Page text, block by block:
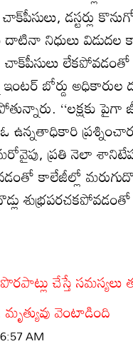
డస్టర్లు
నిధులు విడుదల
బోర్డు అధికారుల
‘‘లక్షకు పైగా
ఉన్నతాధికారి
ప్రతి నెలా
కాలేజీల్లో
చేస్తే సమస్యలు
మృత్యువు వెంటాడింది
AM